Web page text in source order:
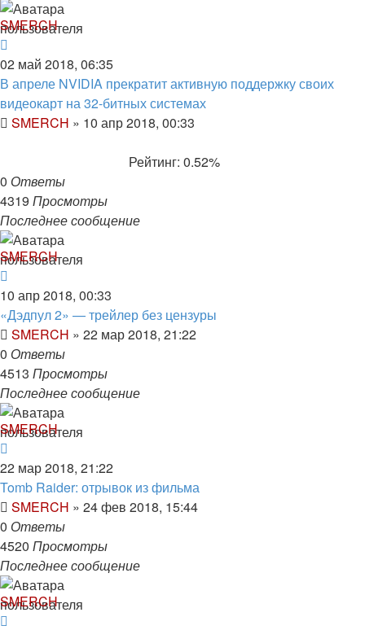
SMERCH
02 май 2018, 06:35
В апреле NVIDIA прекратит активную поддержку своих
видеокарт на 32-битных системах
SMERCH » 10 апр 2018, 00:33
Рейтинг: 0.52%
0 Ответы
4319 Просмотры
Последнее сообщение
SMERCH
10 апр 2018, 00:33
«Дэдпул 2» — трейлер без цензуры
SMERCH » 22 мар 2018, 21:22
0 Ответы
4513 Просмотры
Последнее сообщение
SMERCH
22 мар 2018, 21:22
Tomb Raider: отрывок из фильма
SMERCH » 24 фев 2018, 15:44
0 Ответы
4520 Просмотры
Последнее сообщение
SMERCH